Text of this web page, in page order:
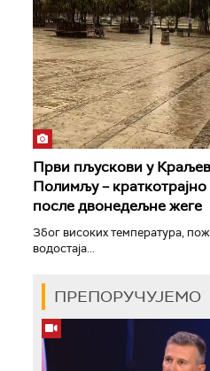
Први пљускови у
Полимљу –
после двонедељне жеге
Због високих температура,
водостаја...
ПРЕПОРУЧУЈЕМО